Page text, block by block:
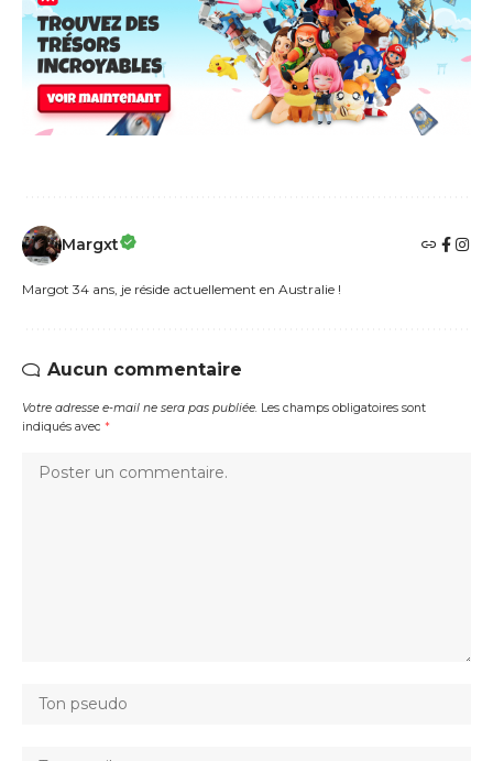
Margxt
Margot 34 ans, je réside actuellement en Australie !
Aucun commentaire
Votre adresse e-mail ne sera pas publiée. Les champs obligatoires sont
indiqués avec *